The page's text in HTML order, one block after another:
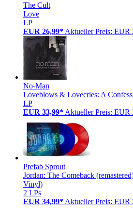
The Cult
Love
LP
EUR 26,99* Aktueller Preis: EUR
No-Man
Loveblows & Lovecries: A
LP
EUR 33,99* Aktueller Preis: EUR
Prefab Sprout
Jordan: The Comeback
Vinyl)
2 LPs
EUR 34,99* Aktueller Preis: EUR